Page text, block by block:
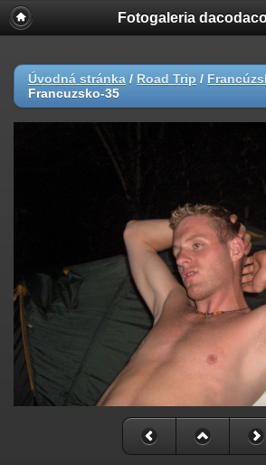
Fotogaleria
Úvodná stránka / Road Trip /
Francuzsko-35